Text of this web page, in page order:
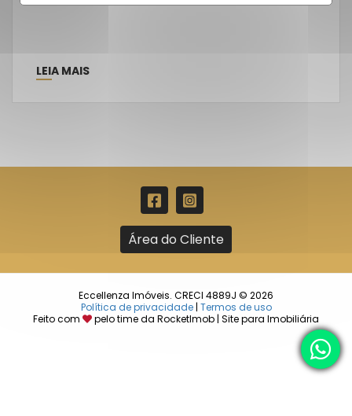
LEIA MAIS
Área do Cliente
Eccellenza Imóveis. CRECI 4889J © 2026
Política de privacidade| Termos de uso
Feito com
pelo time da RocketImob | Site para Imobiliária